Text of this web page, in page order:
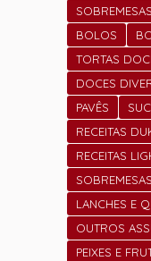
BOLOS
TORTAS
DOCES
PAVÊS
RECEITAS
RECEITAS
LANCHES E
OUTROS
PEIXES E